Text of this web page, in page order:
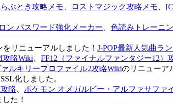
ぶとき攻略メモ ロストマジック攻略メモ
ン パスワード強化メーカー 色読みトレーニ
リニューアルしました！ J-POP最新人気曲ラ
攻略Wiki FF12（ファイナルファンタジー12）
ァルキリープロファイル2攻略Wikiのリニューア
化しました。
略 ポケモン オメガルビー・アルファサファ
た！